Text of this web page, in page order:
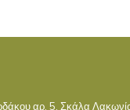
αρ. 5, Σκάλα